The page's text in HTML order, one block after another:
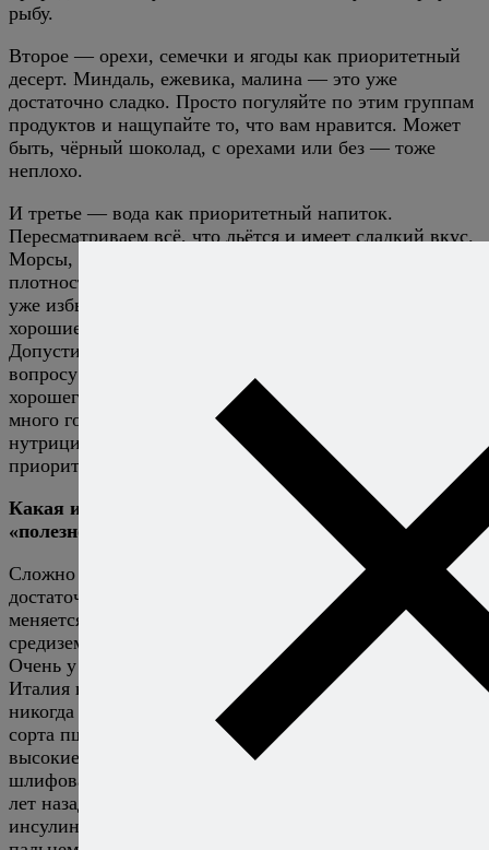
рыбу.
Второе — орехи, семечки и ягоды как приоритетный
десерт. Миндаль, ежевика, малина — это уже
достаточно сладко. Просто погуляйте по этим группам
продуктов и нащупайте то, что вам нравится. Может
быть, чёрный шоколад, с орехами или без — тоже
неплохо.
И третье — вода как приоритетный напиток.
Пересматриваем всё, что льётся и имеет сладкий вкус.
Морсы, компоты, фреши, капучино — всё, что имеет
плотность и сладенькое, это уже приём пищи и это
уже избыток сахаров. Если что-то на воде — тогда
хорошие, качественные чаи или хороший кофе.
Допустимая доза алкоголя — ноль. Если подойти к
вопросу либерально — очень умеренные количества
хорошего вина или незерновых дистиллятов, сейчас
много говорят о текиле и мескале. Но в целом в
нутрициологии безвредная доза алкоголя — ноль, а
приоритетный напиток — вода.
Какая из мировых кухонь считается наиболее
«полезной», у кого нам всем стоило бы поучиться?
Сложно ответить. Полезно, не полезно — это
достаточно шаткие понятия в современном мире, и всё
меняется очень быстро. Самая исследованная — это
средиземноморская диета. Но я хочу предупредить.
Очень у многих сейчас крутится в голове Италия, но
Италия никогда не ела столько пасты, пшеница
никогда не было такой высокоглютеновой, это новые
сорта пшеницы, они больше не дикорослые, они
высокие и очень клейковинные. Ризотто и
шлифованный рис появились тоже несколько сотен
лет назад. Италия сейчас в топе по диабету и
инсулинорезистентности. Поэтому показывать